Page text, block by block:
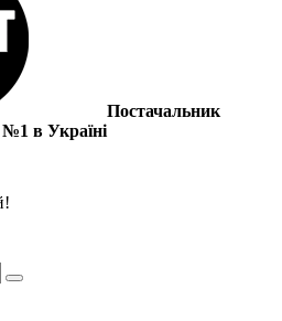
Постачальник
в Україні